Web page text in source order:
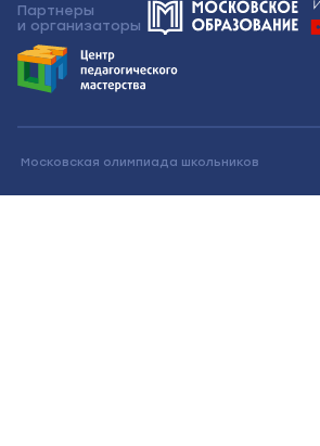
Партнеры
и организаторы
Московская олимпиада школьников